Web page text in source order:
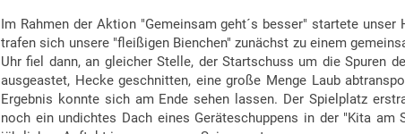
Im Rahmen der Aktion "Gemeinsam geht´s besser" startete
trafen sich unsere "fleißigen Bienchen" zunächst zu einem
Uhr fiel dann, an gleicher Stelle, der Startschuss um die Spuren
ausgeastet, Hecke geschnitten, eine große Menge Laub
Ergebnis konnte sich am Ende sehen lassen. Der Spielplatz
noch ein undichtes Dach eines Geräteschuppens in der "Kita